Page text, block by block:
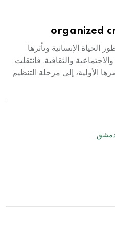
organized
الحياة الإنسانية وتأثرها
والثقافية. فانتقلت
الأولية، إلى مرحلة التنظيم